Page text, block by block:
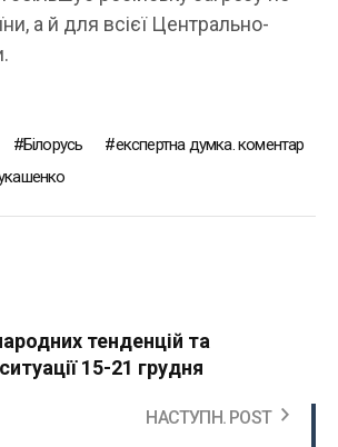
а й для всієї Центрально-
Білорусь
експертна думка. коментар
тенденцій та
15-21 грудня
НАСТУПН. POST